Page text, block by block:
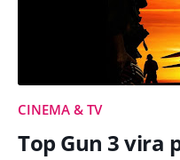
CINEMA & TV
Top Gun 3 vira